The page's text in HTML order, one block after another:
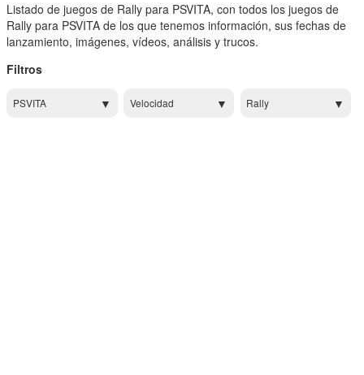
Listado de juegos de Rally para PSVITA, con todos los juegos de
Rally para PSVITA de los que tenemos información, sus fechas de
lanzamiento, imágenes, vídeos, análisis y trucos.
Filtros
PSVITA Velocidad Rally